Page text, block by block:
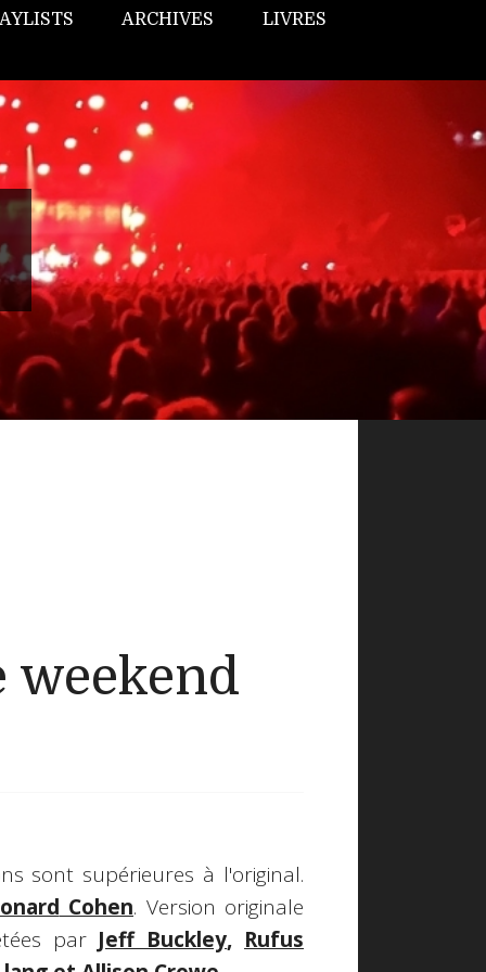
ARCHIVES LIVRES
weekend
sont supérieures à l'original.
Cohen. Version originale
par Jeff Buckley, Rufus